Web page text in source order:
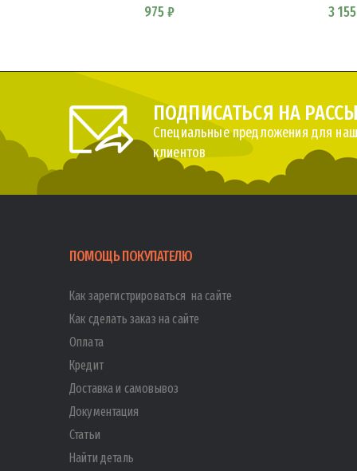
975 ₽ 3
ПОДПИСАТЬСЯ НА
Специальные предложения для
клиентов
ПОМОЩЬ ПОКУПАТЕЛЮ
Как зарегистрироваться на сайте
Как сделать заказ на сайте
Оплата
Кредит
Доставка и самовывоз
Документация
Статьи
Найти деталь